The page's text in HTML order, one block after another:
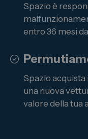
Spazio è
entro 36 mesi
Spazio acquista
una nuova
valore della tua